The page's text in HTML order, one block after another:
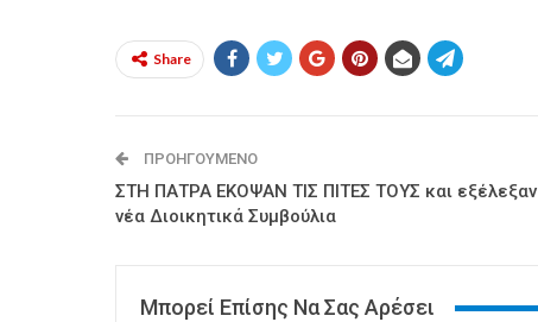
Share
ΠΡΟΗΓΟΎΜΕΝΟ
ΣΤΗ ΠΑΤΡΑ ΕΚΟΨΑΝ ΤΙΣ ΠΙΤΕΣ ΤΟΥΣ και εξέλεξαν
νέα Διοικητικά Συμβούλια
Μπορεί Επίσης Να Σας Αρέσει